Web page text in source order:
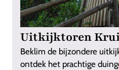
Uitkijktoren
Beklim de bijzondere
ontdek het prachtige